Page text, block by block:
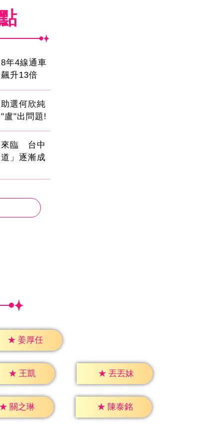
年4線通車
升13倍
選何欣純
盧"出問題!
來臨 台中
」逐漸成
★ 姜厚任
★ 王凱 ★ 丟丟妹
關之琳 ★ 陳泰銘